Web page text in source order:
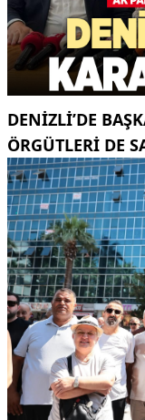
DENIZLI’DE
ÖRGÜTLERI DE